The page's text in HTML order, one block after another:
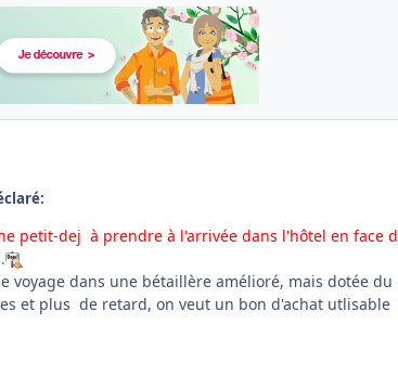
petit-dej à prendre à l'arrivée dans l'hôtel en face
voyage dans une bétaillère amélioré, mais dotée du
et plus de retard, on veut un bon d'achat utlisable